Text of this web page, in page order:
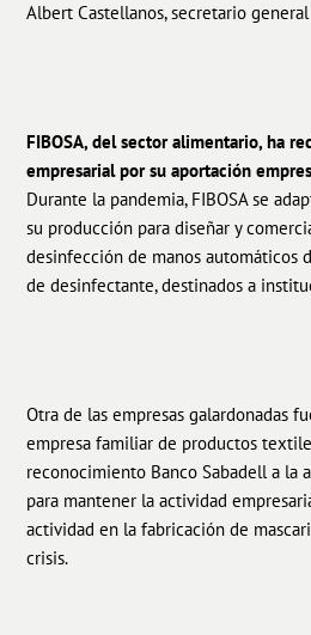
Albert Castellanos, secretario
FIBOSA, del sector alimentario, ha
empresarial por su aportación
Durante la pandemia, FIBOSA se
su producción para diseñar y
desinfección de manos automáticos
de desinfectante, destinados a
Otra de las empresas galardonadas
empresa familiar de productos
reconocimiento Banco Sabadell a la
para mantener la actividad
actividad en la fabricación de
crisis.